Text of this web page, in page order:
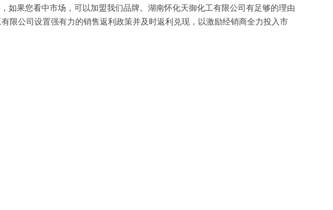
如果您看中市场，可以加盟我们品牌。湖南怀化天御化工有限公司有足够的理由
限公司设置强有力的销售返利政策并及时返利兑现，以激励经销商全力投入市